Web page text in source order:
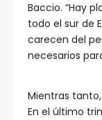
Baccio. “Hay
todo el sur de
carecen del
necesarios
Mientras
En el último